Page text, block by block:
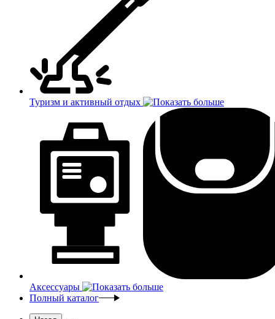
Туризм и активный отдых
Аксессуары
Полный каталог